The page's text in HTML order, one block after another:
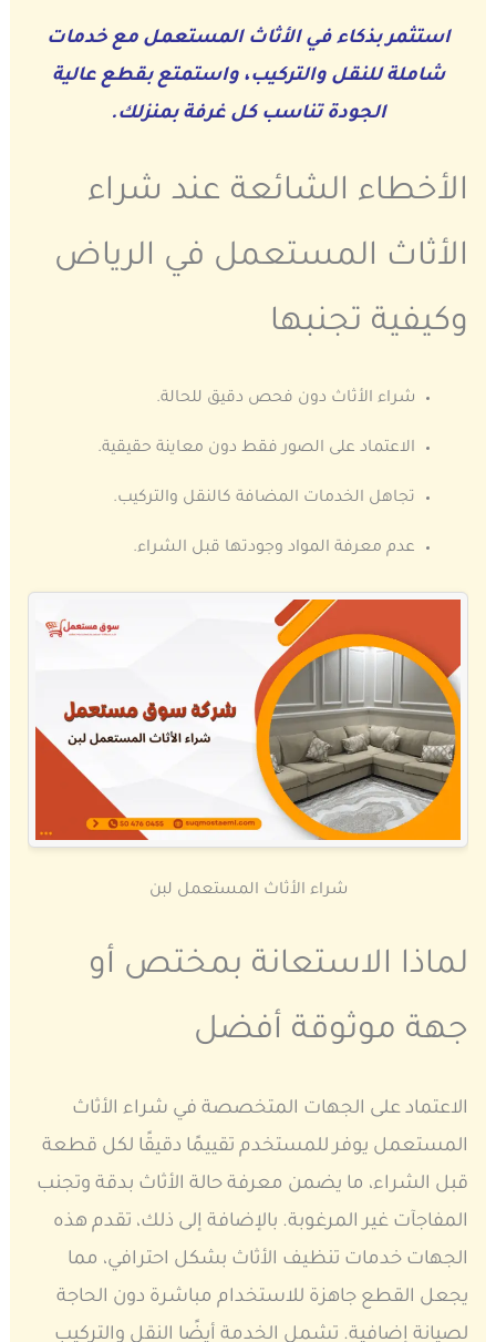
استثمر بذكاء في الأثاث المستعمل مع خدمات
شاملة للنقل والتركيب، واستمتع بقطع عالية
الجودة تناسب كل غرفة بمنزلك.
الأخطاء الشائعة عند شراء
الأثاث المستعمل في الرياض
وكيفية تجنبها
شراء الأثاث دون فحص دقيق للحالة.
الاعتماد على الصور فقط دون معاينة حقيقية.
تجاهل الخدمات المضافة كالنقل والتركيب.
عدم معرفة المواد وجودتها قبل الشراء.
شراء الأثاث المستعمل لبن
لماذا الاستعانة بمختص أو
جهة موثوقة أفضل
الاعتماد على الجهات المتخصصة في شراء الأثاث
المستعمل يوفر للمستخدم تقييمًا دقيقًا لكل قطعة
قبل الشراء، ما يضمن معرفة حالة الأثاث بدقة وتجنب
المفاجآت غير المرغوبة. بالإضافة إلى ذلك، تقدم هذه
الجهات خدمات تنظيف الأثاث بشكل احترافي، مما
يجعل القطع جاهزة للاستخدام مباشرة دون الحاجة
لصيانة إضافية. تشمل الخدمة أيضًا النقل والتركيب